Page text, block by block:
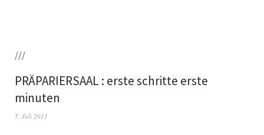
///
PRÄPARIERSAAL : erste schritte erste
minuten
5. Juli 2011